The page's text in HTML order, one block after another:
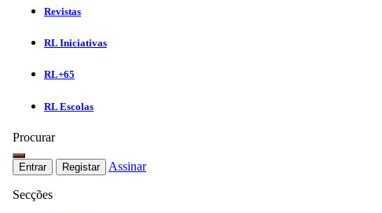
Revistas
RL Iniciativas
RL+65
RL Escolas
Procurar
Entrar Registar Assinar
Secções